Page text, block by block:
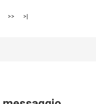
>> >|